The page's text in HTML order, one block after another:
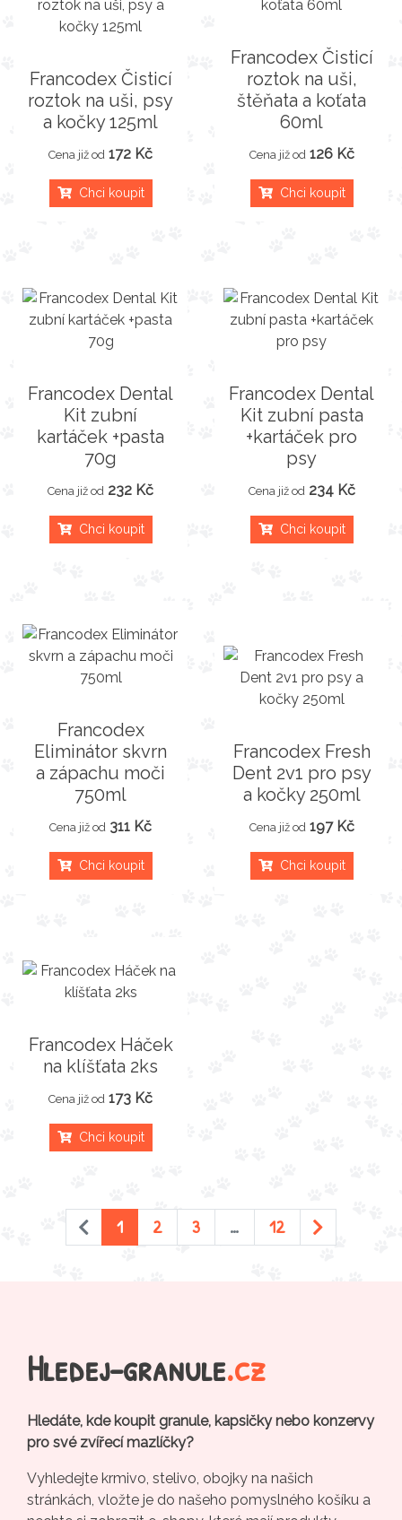
Francodex Čisticí
roztok na uši, psy
a kočky 125ml
Cena již od 172 Kč
Chci koupit
Francodex Čisticí
roztok na uši,
štěňata a koťata
60ml
Cena již od 126 Kč
Chci koupit
Francodex Dental
Kit zubní
kartáček +pasta
70g
Cena již od 232 Kč
Chci koupit
Francodex Dental
Kit zubní pasta
+kartáček pro
psy
Cena již od 234 Kč
Chci koupit
Francodex
Eliminátor skvrn
a zápachu moči
750ml
Cena již od 311 Kč
Chci koupit
Francodex Fresh
Dent 2v1 pro psy
a kočky 250ml
Cena již od 197 Kč
Chci koupit
Francodex Háček
na klíšťata 2ks
Cena již od 173 Kč
Chci koupit
1 2 3 … 12
Hledej-granule.cz
Hledáte, kde koupit granule, kapsičky nebo konzervy
pro své zvířecí mazlíčky?
Vyhledejte krmivo, stelivo, obojky na našich
stránkách, vložte je do našeho pomyslného košíku a